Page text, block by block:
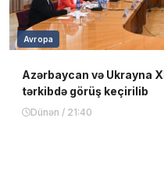
Avropa
Azərbaycan və Ukrayna
tərkibdə görüş keçirilib
Dünən / 21:40